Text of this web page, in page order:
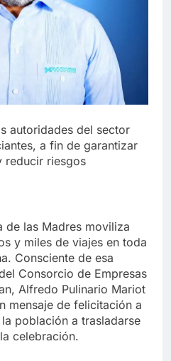
autoridades del sector
a fin de garantizar
reducir riesgos
de las Madres moviliza
y miles de viajes en toda
Consciente de esa
Consorcio de Empresas
Alfredo Pulinario Mariot
mensaje de felicitación a
población a trasladarse
celebración.